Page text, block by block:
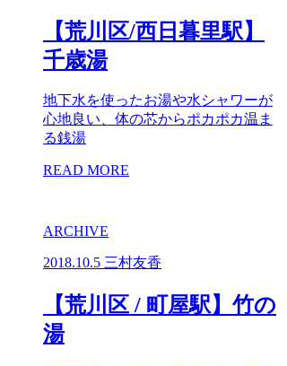
【荒川区/西日暮里駅】
千歳湯
地下水を使ったお湯や水シャワーが
心地良い、体の芯からポカポカ温ま
る銭湯
READ MORE
ARCHIVE
2018.10.5 三村友香
【荒川区 / 町屋駅】竹の
湯